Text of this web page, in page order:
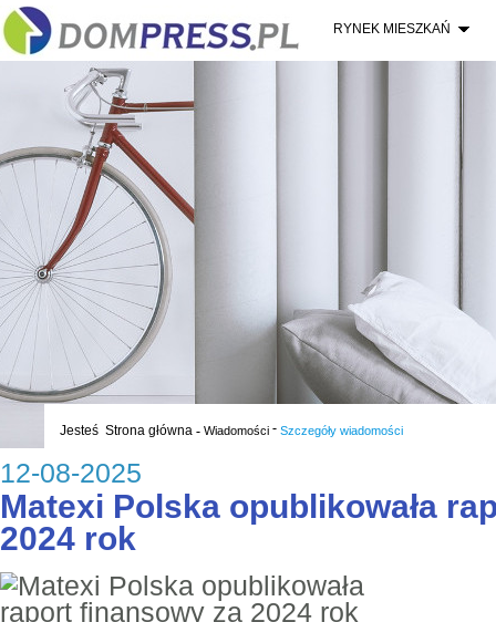
RYNEK MIESZKAŃ
Jesteś Strona główna - Wiadomości - Szczegóły wiadomości
12-08-2025
Matexi Polska opublikowała
2024 rok